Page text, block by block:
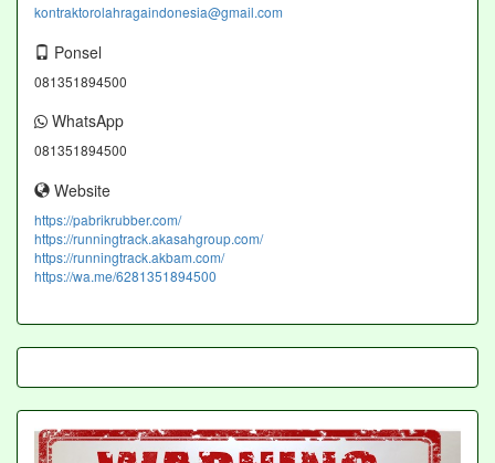
kontraktorolahragaindonesia@gmail.com
Ponsel
081351894500
WhatsApp
081351894500
Website
https://pabrikrubber.com/
https://runningtrack.akasahgroup.com/
https://runningtrack.akbam.com/
https://wa.me/6281351894500